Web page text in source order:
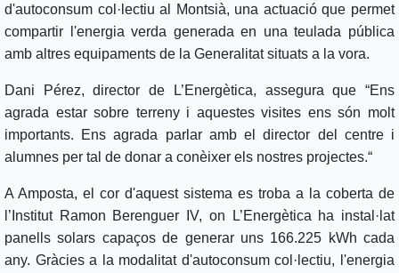
d'autoconsum col·lectiu al Montsià, una actuació que permet
compartir l'energia verda generada en una teulada pública
amb altres equipaments de la Generalitat situats a la vora.
Dani Pérez, director de L’Energètica, assegura que “Ens
agrada estar sobre terreny i aquestes visites ens són molt
importants. Ens agrada parlar amb el director del centre i
alumnes per tal de donar a conèixer els nostres projectes.“
A Amposta, el cor d'aquest sistema es troba a la coberta de
l’Institut Ramon Berenguer IV, on L’Energètica ha instal·lat
panells solars capaços de generar uns 166.225 kWh cada
any. Gràcies a la modalitat d'autoconsum col·lectiu, l'energia